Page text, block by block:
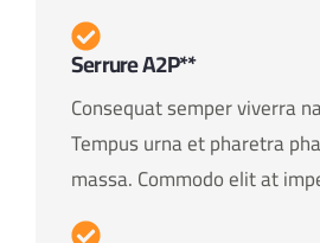
Serrure A2P**
Consequat semper viverra
Tempus urna et pharetra
massa. Commodo elit at